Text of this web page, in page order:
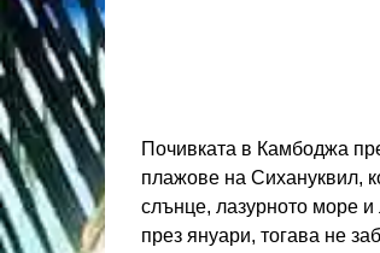
Почивката в Камбоджа
плажове на Сихануквил,
слънце, лазурното море
през януари, тогава не